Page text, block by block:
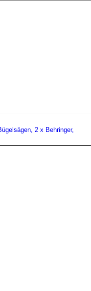
2 x Behringer,